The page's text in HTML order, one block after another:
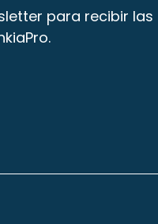
para recibir las